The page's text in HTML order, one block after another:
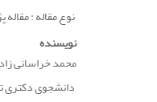
نوع مقاله :
نویسنده
محمد خراسانی
دانشجوی دکتری